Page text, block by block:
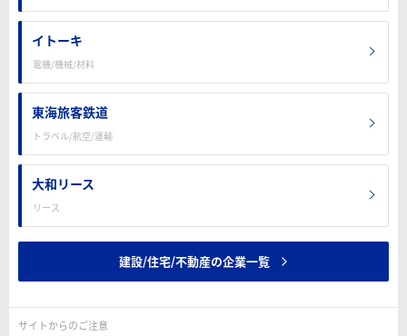
イトーキ
電機/機械/材料
東海旅客鉄道
トラベル/航空/運輸
大和リース
リース
建設/住宅/不動産の企業一覧
サイトからのご注意